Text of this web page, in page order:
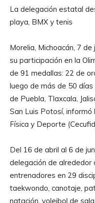
La delegación estatal
playa, BMX y tenis
Morelia, Michoacán, 7
su participación en la
de 91 medallas: 22 de
luego de más de 50
de Puebla, Tlaxcala,
San Luis Potosí, informó
Física y Deporte
Del 16 de abril al 6 de
delegación de
entrenadores en 29
taekwondo, canotaje,
natación, voleibol de